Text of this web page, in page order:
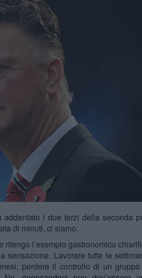
i due terzi della seconda
di minuti, ci siamo.
ritengo l’esempio gastronomico
sensazione. Lavorare tutte le
perdere il controllo di un